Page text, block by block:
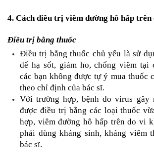
4. Cách điều trị viêm đường hô hấp trên
Điều trị bằng thuốc
Điều trị bằng thuốc chủ yếu là sử
để hạ sốt, giảm ho, chống viêm tại
các bạn không được tự ý mua thuốc
theo chỉ định của bác sĩ.
Với trường hợp, bệnh do virus gây
được điều trị bằng các loại thuốc
hợp, viêm đường hô hấp trên do vi
phải dùng kháng sinh, kháng viêm
bác sĩ.